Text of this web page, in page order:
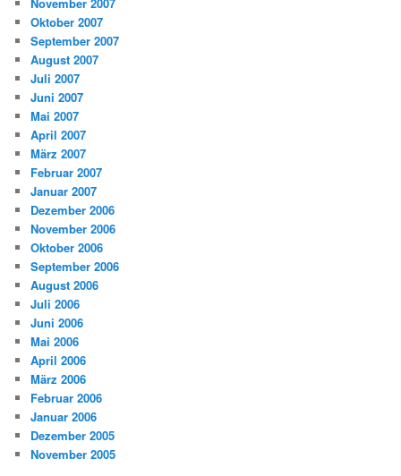
Oktober 2007
September 2007
August 2007
Juli 2007
Juni 2007
Mai 2007
April 2007
März 2007
Februar 2007
Januar 2007
Dezember 2006
November 2006
Oktober 2006
September 2006
August 2006
Juli 2006
Juni 2006
Mai 2006
April 2006
März 2006
Februar 2006
Januar 2006
Dezember 2005
November 2005